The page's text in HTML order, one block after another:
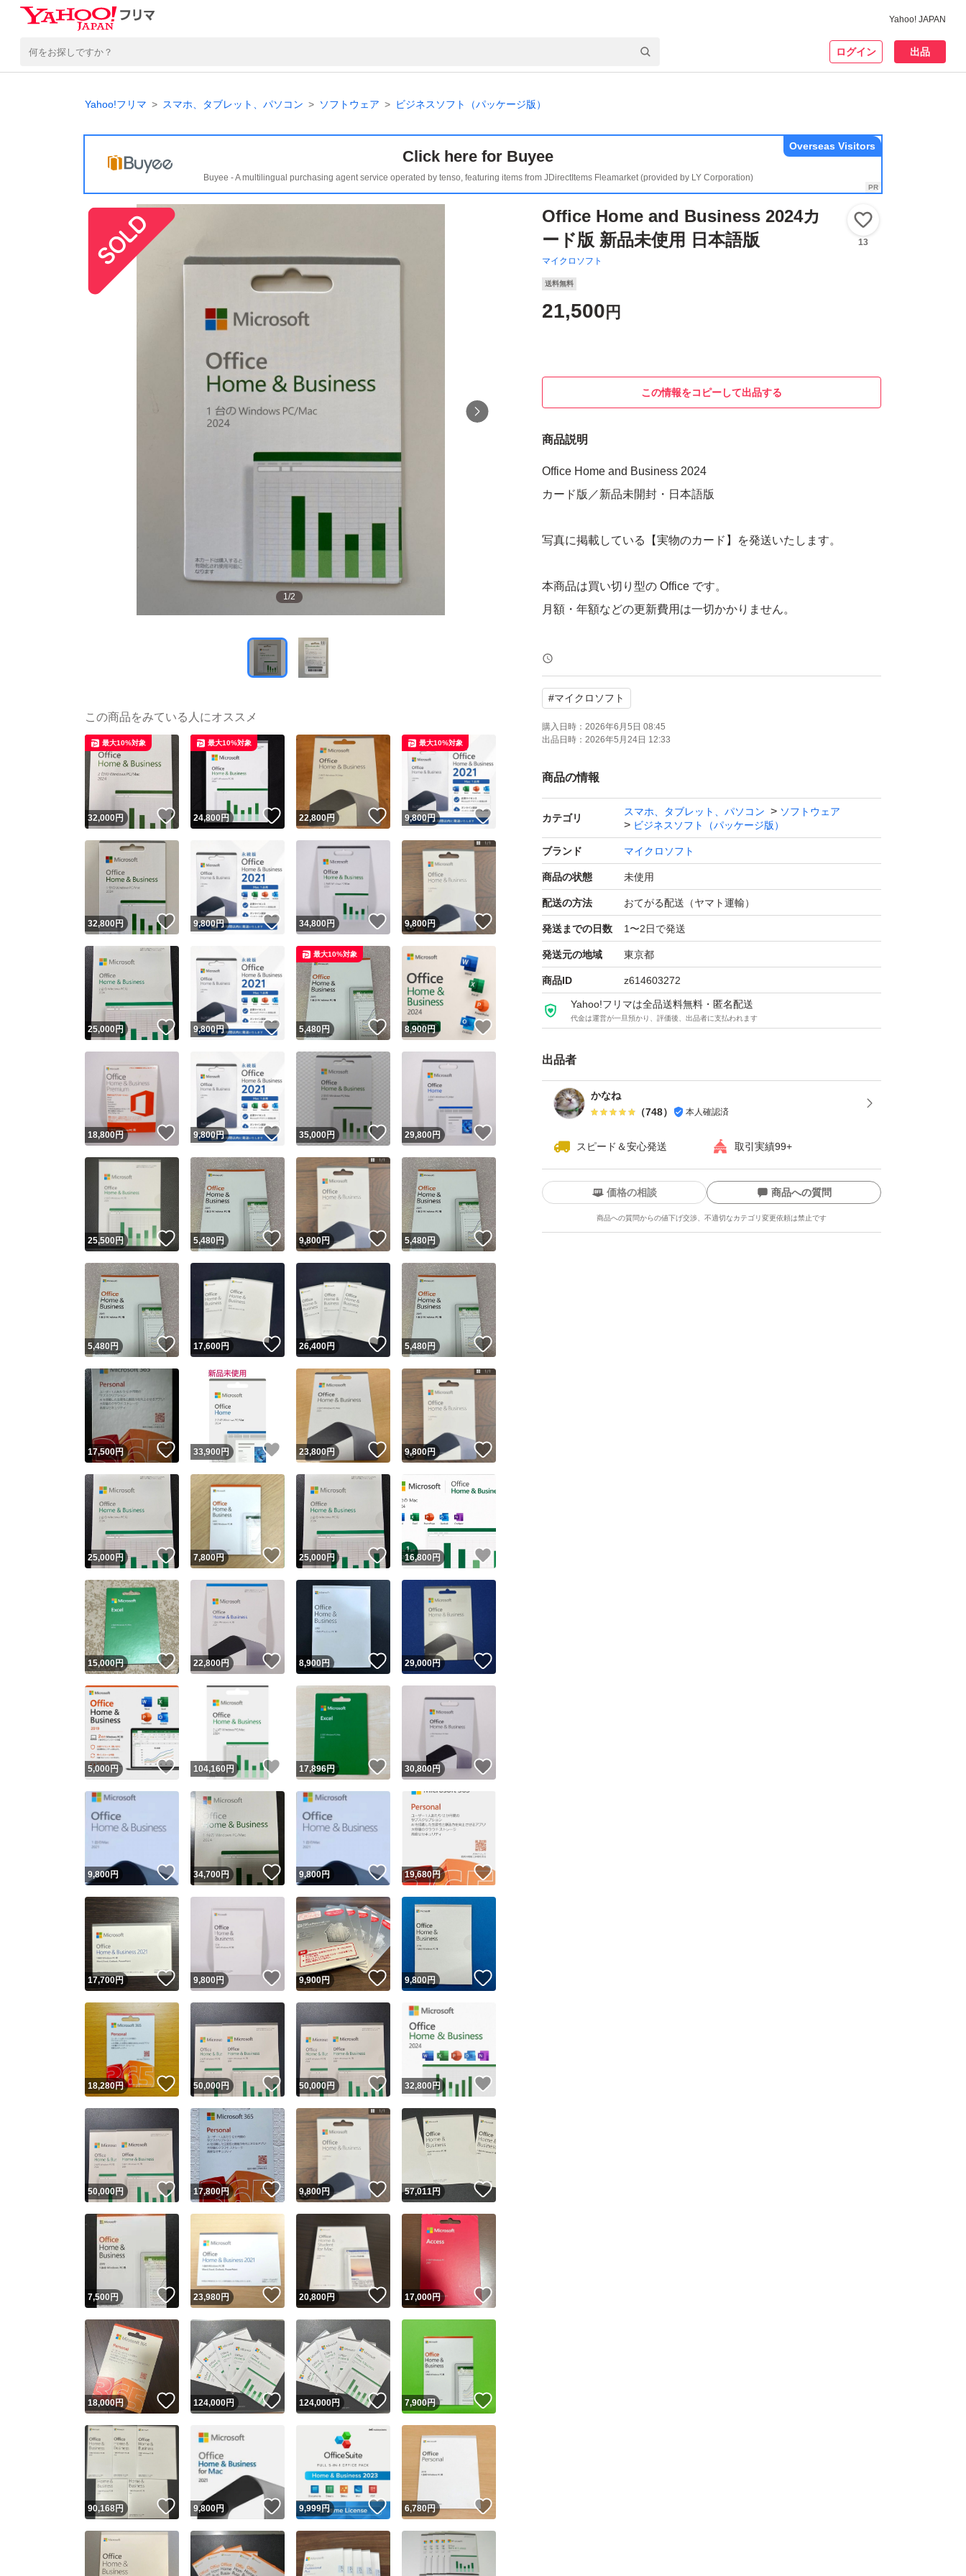
Yahoo! JAPAN
ログイン 出品
Yahoo!フリマ スマホ、タブレット、パソコン ソフトウェア ビジネスソフト（パッケージ版）
Click here for Buyee
Buyee - A multilingual purchasing agent service operated by tenso, featuring items from JDirectItems Fleamarket (provided by LY Corporation)
Overseas Visitors
1/2
Office Home and Business 2024カ
ード版 新品未使用 日本語版
マイクロソフト
13
送料無料
21,500 円
この情報をコピーして出品する
商品説明
Office Home and Business 2024
カード版／新品未開封・日本語版
写真に掲載している【実物のカード】を発送いたします。
本商品は買い切り型の Office です。
月額・年額などの更新費用は一切かかりません。
■ 対応OS
【Windows】10 / 11
【Mac】macOS Monterey / Ventura / Sonoma
■ 収録アプリ
Word / Excel / PowerPoint / Outlook / OneNote
■ ライセンスについて
・1プロダクトキーにつき1台のPCで使用可能
・同一PCでの再インストール可
・期限なくご利用いただけます
■ ご注意（重要）
・商品到着後、5日以内の認証完了をお願いしております。
・期間内であれば、認証保証付きでサポート対応いたしますの
で、初めての方でもご安心ください。
・高額商品かつ商品の性質上、発送後のキャンセル・返金・返品
はお受けできません。
内容をご確認のうえ、ご了承いただける方のみご購入をお願いい
たします。
■ 発送について
ネコポス・匿名配送にて発送いたします。
#マイクロソフト
購入日時： 2026年6月5日 08:45
出品日時： 2026年5月24日 12:33
商品の情報
カテゴリ
スマホ、タブレット、パソコン
ソフトウェア
ビジネスソフト（パッケージ版）
ブランド マイクロソフト
商品の状態 未使用
配送の方法 おてがる配送（ヤマト運輸）
発送までの日数 1〜2日で発送
発送元の地域 東京都
商品ID z614603272
Yahoo!フリマは全品送料無料・匿名配送
代金は運営が一旦預かり、評価後、出品者に支払われます
出品者
かなね
（748） 本人確認済
スピード＆安心発送 取引実績99+
ユーザーの実績について
Yahoo!フリマが定めた一定の基準を満たしたユーザーにバッジを付与しています
安心取引出品者
安心取引出品者 Yahoo!フリマの基準をクリアした安心・安全なユーザーです
取引実績
このユーザーはYahoo!フリマの取引を完了させた実績があります
他フリマ実績◯+ このユーザーは他フリマサービスでの取引実績があります
スピード&安心発送
※このバッジは実績に基づく表示であり、発送を保証しているものではありません
スピード＆安心発送
このユーザーは高頻度で24時間以内＆設定した発送日数内に発送してい
スピード発送 このユーザーは高頻度で24時間以内に発送しています
安心発送 このユーザーは設定した発送日数内に発送しています
価格の相談 商品への質問
商品への質問からの値下げ交渉、不適切なカテゴリ変更依頼は禁止です
この商品の情報をコピーします
商品画像の 無断転載は禁止されています
コピーは1商品につき1回です
出品ページへ
キャンセル
この商品をみている人にオススメ
32,000円 いいね！
最大10%対象
24,800円 いいね！
最大10%対象
22,800円 いいね！
9,800円
最大10%対象
32,800円 いいね！
9,800円 いいね！
34,800円 いいね！
9,800円
25,000円 いいね！
9,800円 いいね！
5,480円 いいね！
最大10%対象
8,900円
18,800円 いいね！
9,800円 いいね！
35,000円 いいね！
29,800円
25,500円 いいね！
5,480円 いいね！
9,800円 いいね！
5,480円 いいね！
5,480円 いいね！
17,600円 いいね！
26,400円 いいね！
5,480円 いいね！
17,500円 いいね！
33,900 円 いいね！
23,800円 いいね！
9,800円
25,000円 いいね！
7,800円 いいね！
25,000円 いいね！
16,800 円 いいね！
15,000円 いいね！
22,800円 いいね！
8,900円 いいね！
29,000円
5,000円 いいね！
104,160円 いいね！
17,896円 いいね！
30,800円
9,800円 いいね！
34,700円 いいね！
9,800円 いいね！
19,680円 いいね！
17,700円 いいね！
9,800円 いいね！
9,900円 いいね！
9,800円
18,280円 いいね！
50,000円 いいね！
50,000円 いいね！
32,800 円
50,000円 いいね！
17,800円 いいね！
9,800円 いいね！
57,011円 いいね！
7,500円 いいね！
23,980円 いいね！
20,800円 いいね！
17,000円
18,000円 いいね！
124,000円 いいね！
124,000円 いいね！
7,900円
90,168円 いいね！
9,800円 いいね！
9,999円 いいね！
6,780円